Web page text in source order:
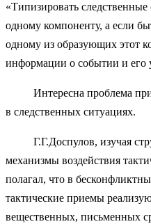
«Типизировать
одному компоненту, а если
одному из образующих этот
информации о событии и его
Интересна проблема
в следственных ситуациях.
Г.Г.Доспулов, изучая
механизмы воздействия
полагал, что в
тактические приемы
вещественных, письменных